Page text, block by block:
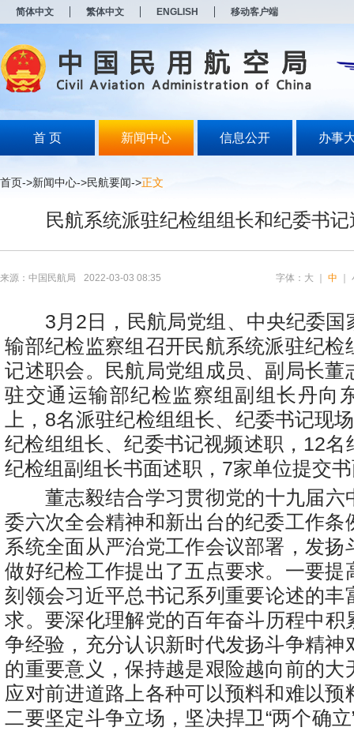
简体中文 繁体中文 ENGLISH 移动客户端
首 页 新闻中心 信息公开 办事
首页->新闻中心->民航要闻->正文
民航系统派驻纪检组组长和纪委书
来源：中国民航局 2022-03-03 08:35 字体： 大 中
3 月 2 日，民航局党组、中央纪委
输部纪检监察组召开民航系统派驻纪检
记述职会。民航局党组成员、副局长董
驻交通运输部纪检监察组副组长丹向
上， 8名派驻纪检组组长、纪委书记现
纪检组组长、纪委书记视频述职， 12名
纪检组副组长书面述职， 7家单位提交
董志毅结合学习贯彻党的十九届六
委六次全会精神和新出台的纪委工作条
系统全面从严治党工作会议部署，发扬
做好纪检工作提出了五点要求。一要提
刻领会习近平总书记系列重要论述的丰
求。 要深化理解党的百年奋斗历程中积
争经验，充分认识新时代发扬斗争精神
的重要意义，保持越是艰险越向前的大
应对前进道路上各种可以预料和难以预
二要坚定斗争立场，坚决捍卫“两个确立
打
开
无
障
说
按
Alt
开